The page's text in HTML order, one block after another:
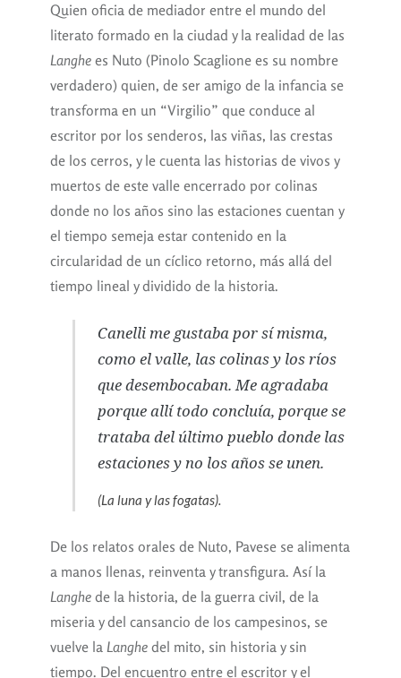
Quien oficia de mediador entre el mundo del
literato formado en la ciudad y la realidad de las
Langhees Nuto (Pinolo Scaglione es su nombre
verdadero) quien, de ser amigo de la infancia se
transforma en un “Virgilio” que conduce al
escritor por los senderos, las viñas, las crestas
de los cerros, y le cuenta las historias de vivos y
muertos de este valle encerrado por colinas
donde no los años sino las estaciones cuentan y
el tiempo semeja estar contenido en la
circularidad de un cíclico retorno, más allá del
tiempo lineal y dividido de la historia.
Canelli me gustaba por sí misma,
como el valle, las colinas y los ríos
que desembocaban. Me agradaba
porque allí todo concluía, porque se
trataba del último pueblo donde las
estaciones y no los años se unen.
(La luna y las fogatas).
De los relatos orales de Nuto, Pavese se alimenta
a manos llenas, reinventa y transfigura. Así la
Langhede la historia, de la guerra civil, de la
miseria y del cansancio de los campesinos, se
vuelve la Langhedel mito, sin historia y sin
tiempo. Del encuentro entre el escritor y el